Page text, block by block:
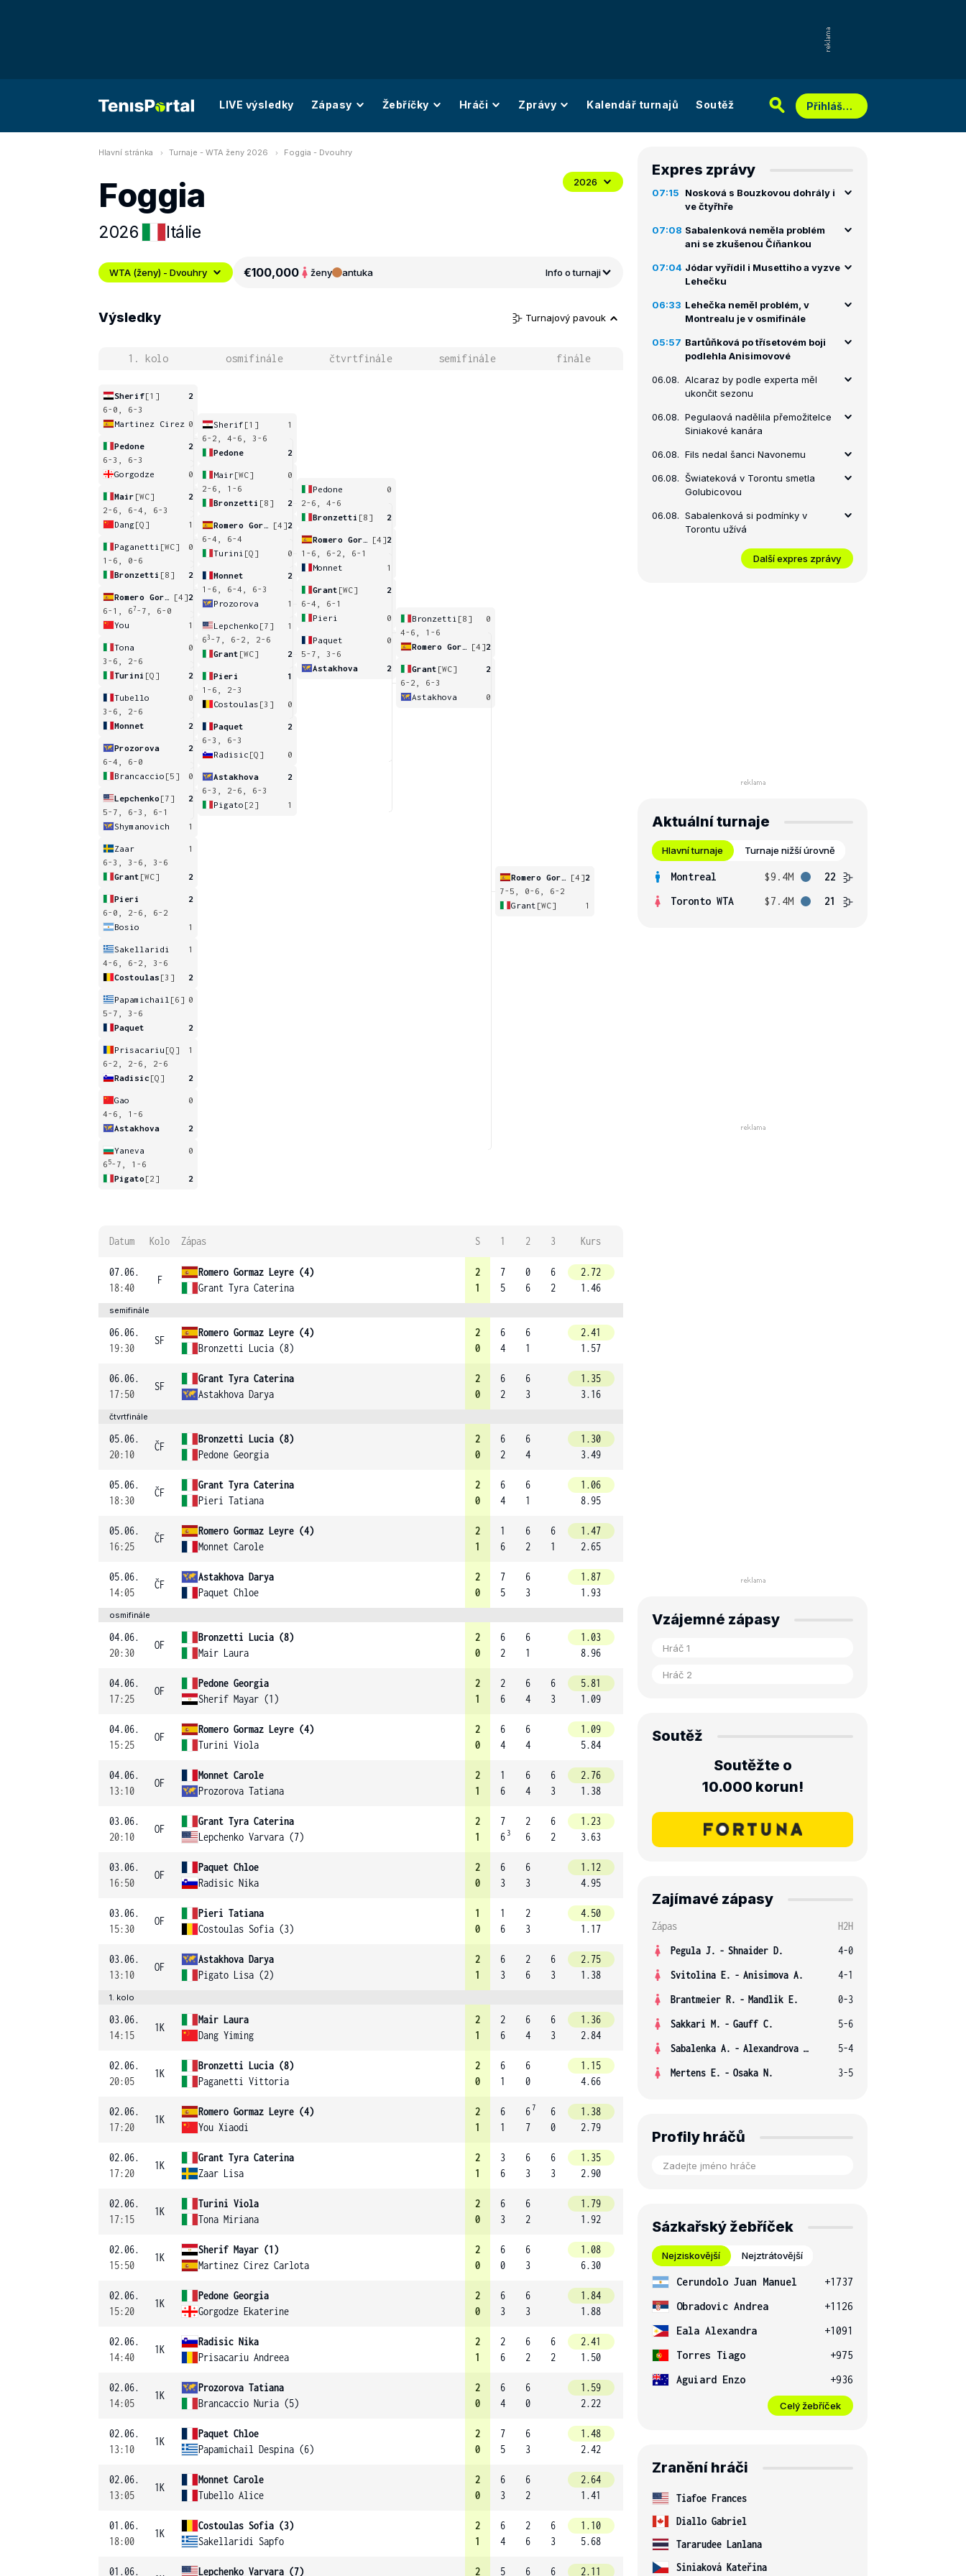
LIVE výsledky Zápasy Žebříčky Hráči Zprávy Kalendář turnajů Soutěž Přihlášení
Hlavní stránka Turnaje - WTA ženy 2026 Foggia - Dvouhry
Foggia
2026 Itálie
2026
WTA (ženy) - Dvouhry €100,000 ženy antuka Info o turnaji
Výsledky Turnajový pavouk
1. kolo osmifinále čtvrtfinále semifinále finále
Sherif[1]
2
6-0, 6-3
Martinez Cirez 0
Pedone
2
6-3, 6-3
Gorgodze
0
Mair [WC]
2
2-6, 6-4, 6-3
Dang[Q] 1
Paganetti [WC]
0
1-6, 0-6
Bronzetti [8] 2
[4]2
6-1, 67-7, 6-0
You
1
Tona
0
3-6, 2-6
Turini [Q] 2
Tubello
0
3-6, 2-6
Monnet
2
Prozorova
2
6-4, 6-0
Brancaccio [5] 0
Lepchenko [7]
2
5-7, 6-3, 6-1
Shymanovich
1
Zaar
1
6-3, 3-6, 3-6
Grant [WC] 2
Pieri
2
6-0, 2-6, 6-2
Bosio
1
Sakellaridi
1
4-6, 6-2, 3-6
Costoulas [3] 2
Papamichail [6] 0
5-7, 3-6
Paquet
2
Prisacariu [Q]
1
6-2, 2-6, 2-6
Radisic [Q] 2
Gao
0
4-6, 1-6
Astakhova
2
Yaneva
0
6 5-7, 1-6
Pigato [2] 2
Sherif [1]
1
6-2, 4-6, 3-6
Pedone
2
Mair[WC]
0
2-6, 1-6
Bronzetti [8] 2
[4]2
6-4, 6-4
Turini [Q] 0
Monnet
2
1-6, 6-4, 6-3
Prozorova
1
Lepchenko [7]
1
63 -7, 6-2, 2-6
Grant [WC] 2
Pieri
1
1-6, 2-3
Costoulas [3] 0
Paquet
2
6-3, 6-3
Radisic [Q] 0
Astakhova
2
6-3, 2-6, 6-3
Pigato [2] 1
Pedone
0
2-6, 4-6
Bronzetti [8] 2
[4]2
1-6, 6-2, 6-1
Monnet
1
Grant [WC]
2
6-4, 6-1
Pieri
0
Paquet
0
5-7, 3-6
Astakhova
2
Bronzetti [8]
0
4-6, 1-6
[4]2
Grant [WC]
2
6-2, 6-3
Astakhova
0
[4]2
7-5, 0-6, 6-2
Grant [WC] 1
Datum Kolo Zápas S 1 2 3 Kurs
07.06.
18:40
F
Romero Gormaz Leyre (4)
Grant Tyra Caterina
2
1
7
5
0
6
6
2
2.72
1.46
semifinále
06.06.
19:30
SF
Romero Gormaz Leyre (4)
Bronzetti Lucia (8)
2
0
6
4
6
1
2.41
1.57
06.06.
17:50
SF
Grant Tyra Caterina
Astakhova Darya
2
0
6
2
6
3
1.35
3.16
čtvrtfinále
05.06.
20:10
ČF
Bronzetti Lucia (8)
Pedone Georgia
2
0
6
2
6
4
1.30
3.49
05.06.
18:30
ČF
Grant Tyra Caterina
Pieri Tatiana
2
0
6
4
6
1
1.06
8.95
05.06.
16:25
ČF
Romero Gormaz Leyre (4)
Monnet Carole
2
1
1
6
6
2
6
1
1.47
2.65
05.06.
14:05
ČF
Astakhova Darya
Paquet Chloe
2
0
7
5
6
3
1.87
1.93
osmifinále
04.06.
20:30
OF
Bronzetti Lucia (8)
Mair Laura
2
0
6
2
6
1
1.03
8.96
04.06.
17:25
OF
Pedone Georgia
Sherif Mayar (1)
2
1
2
6
6
4
6
3
5.81
1.09
04.06.
15:25
OF
Romero Gormaz Leyre (4)
Turini Viola
2
0
6
4
6
4
1.09
5.84
04.06.
13:10
OF
Monnet Carole
Prozorova Tatiana
2
1
1
6
6
4
6
3
2.76
1.38
03.06.
20:10
OF
Grant Tyra Caterina
Lepchenko Varvara (7)
2
1
7
6 3
2
6
6
2
1.23
3.63
03.06.
16:50
OF
Paquet Chloe
Radisic Nika
2
0
6
3
6
3
1.12
4.95
03.06.
15:30
OF
Pieri Tatiana
Costoulas Sofia (3)
1
0
1
6
2
3
4.50
1.17
03.06.
13:10
OF
Astakhova Darya
Pigato Lisa (2)
2
1
6
3
2
6
6
3
2.75
1.38
1. kolo
03.06.
14:15
1K
Mair Laura
Dang Yiming
2
1
2
6
6
4
6
3
1.36
2.84
02.06.
20:05
1K
Bronzetti Lucia (8)
Paganetti Vittoria
2
0
6
1
6
0
1.15
4.66
02.06.
17:20
1K
Romero Gormaz Leyre (4)
You Xiaodi
2
1
6
1
67
7
6
0
1.38
2.79
02.06.
17:20
1K
Grant Tyra Caterina
Zaar Lisa
2
1
3
6
6
3
6
3
1.35
2.90
02.06.
17:15
1K
Turini Viola
Tona Miriana
2
0
6
3
6
2
1.79
1.92
02.06.
15:50
1K
Sherif Mayar (1)
Martinez Cirez Carlota
2
0
6
0
6
3
1.08
6.30
02.06.
15:20
1K
Pedone Georgia
Gorgodze Ekaterine
2
0
6
3
6
3
1.84
1.88
02.06.
14:40
1K
Radisic Nika
Prisacariu Andreea
2
1
2
6
6
2
6
2
2.41
1.50
02.06.
14:05
1K
Prozorova Tatiana
Brancaccio Nuria (5)
2
0
6
4
6
0
1.59
2.22
02.06.
13:10
1K
Paquet Chloe
Papamichail Despina (6)
2
0
7
5
6
3
1.48
2.42
02.06.
13:05
1K
Monnet Carole
Tubello Alice
2
0
6
3
6
2
2.64
1.41
01.06.
18:00
1K
Costoulas Sofia (3)
Sakellaridi Sapfo
2
1
6
4
2
6
6
3
1.10
5.68
01.06. Lepchenko Varvara (7) 2 5 6 6 2.11
Expres zprávy
07:15
Nosková s Bouzkovou dohrály i
ve čtyřhře
07:08 Sabalenková neměla problém
ani se zkušenou Číňankou
07:04 Jódar vyřídil i Musettiho a vyzve
Lehečku
06:33 Lehečka neměl problém, v
Montrealu je v osmifinále
05:57 Bartůňková po třísetovém boji
podlehla Anisimovové
06.08. Alcaraz by podle experta měl
ukončit sezonu
06.08. Pegulaová nadělila přemožitelce
Siniakové kanára
06.08. Fils nedal šanci Navonemu
06.08. Šwiateková v Torontu smetla
Golubicovou
06.08. Sabalenková si podmínky v
Torontu užívá
Další expres zprávy
Aktuální turnaje
Hlavní turnaje Turnaje nižší úrovně
Montreal $9.4M
22
Toronto WTA
$7.4M 21
Vzájemné zápasy
Soutěž
Soutěžte o
10.000 korun!
Zajímavé zápasy
Zápas
H2H
Pegula J. - Shnaider D.
4-0
Svitolina E. - Anisimova A.
4-1
Brantmeier R. - Mandlik E.
0-3
Sakkari M. - Gauff C.
5-6
Sabalenka A. - Alexandrova E.
5-4
Mertens E. - Osaka N. 3-5
Profily hráčů
Sázkařský žebříček
Nejziskovější Nejztrátovější
Cerundolo Juan Manuel
+1737
Obradovic Andrea
+1126
Eala Alexandra
+1091
Torres Tiago
+975
Aguiard Enzo
+936
Celý žebříček
Zranění hráči
Tiafoe Frances
Diallo Gabriel
Tararudee Lanlana
Siniaková Kateřina